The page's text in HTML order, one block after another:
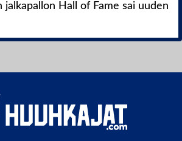
jalkapallon Hall of Fame sai uuden